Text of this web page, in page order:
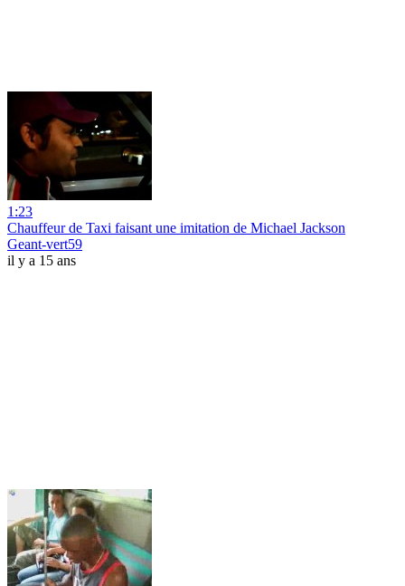
1:23
Chauffeur de Taxi faisant une imitation de Michael Jackson
Geant-vert59
il y a 15 ans